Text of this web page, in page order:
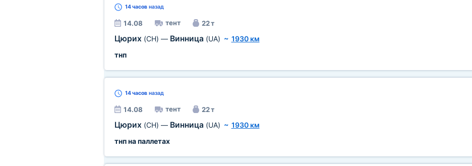
14 часовназад
14.08 тент 22 т
Цюрих (CH) — Винница (UA) ~ 1930 км
тнп
14 часовназад
14.08 тент 22 т
Цюрих (CH) — Винница (UA) ~ 1930 км
тнп на паллетах